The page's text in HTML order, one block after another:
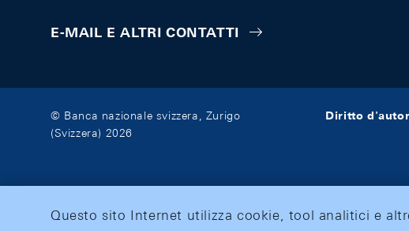
E-MAIL E ALTRI CONTATTI
© Banca nazionale svizzera, Zurigo
(Svizzera) 2026
Diritto
Questo sito Internet utilizza cookie, tool analitici e